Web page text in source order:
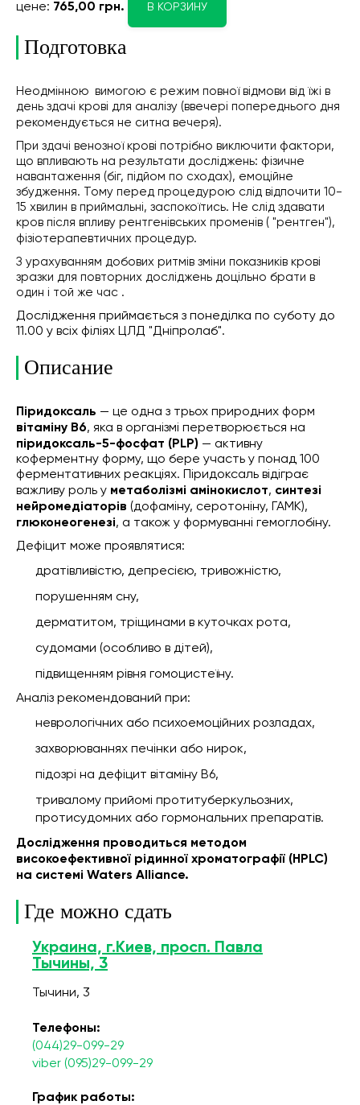
цене: 765,00 грн. В КОРЗИНУ
Подготовка
Неодмінною вимогою є режим повної відмови від їжі в
день здачі крові для аналізу (ввечері попереднього дня
рекомендується не ситна вечеря).
При здачі венозної крові потрібно виключити фактори,
що впливають на результати досліджень: фізичне
навантаження (біг, підйом по сходах), емоційне
збудження. Тому перед процедурою слід відпочити 10-
15 хвилин в приймальні, заспокоїтись. Не слід здавати
кров після впливу рентгенівських променів ( "рентген"),
фізіотерапевтичних процедур.
З урахуванням добових ритмів зміни показників крові
зразки для повторних досліджень доцільно брати в
один і той же час .
Дослідження приймається з понеділка по суботу до
11.00 у всіх філіях ЦЛД "Дніпролаб".
Описание
Піридоксаль — це одна з трьох природних форм
вітаміну B6, яка в організмі перетворюється на
піридоксаль-5-фосфат (PLP) — активну
коферментну форму, що бере участь у понад 100
ферментативних реакціях. Піридоксаль відіграє
важливу роль у метаболізмі амінокислот, синтезі
нейромедіаторів (дофаміну, серотоніну, ГАМК),
глюконеогенезі, а також у формуванні гемоглобіну.
Дефіцит може проявлятися:
дратівливістю, депресією, тривожністю,
порушенням сну,
дерматитом, тріщинами в куточках рота,
судомами (особливо в дітей),
підвищенням рівня гомоцистеїну.
Аналіз рекомендований при:
неврологічних або психоемоційних розладах,
захворюваннях печінки або нирок,
підозрі на дефіцит вітаміну B6,
тривалому прийомі протитуберкульозних,
протисудомних або гормональних препаратів.
Дослідження проводиться методом
високоефективної рідинної хроматографії (HPLC)
на системі Waters Alliance.
Где можно сдать
Украина, г.Киев, просп. Павла
Тычины, 3
Тычини, 3
Телефоны:
(044)29-099-29
viber (095)29-099-29
График работы: